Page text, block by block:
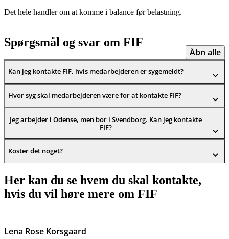
Det hele handler om at komme i balance før belastning.
Spørgsmål og svar om FIF
Åbn alle
Kan jeg kontakte FIF, hvis medarbejderen er sygemeldt?
Hvor syg skal medarbejderen være for at kontakte FIF?
Jeg arbejder i Odense, men bor i Svendborg. Kan jeg kontakte
FIF?
Koster det noget?
Her kan du se hvem du skal kontakte,
hvis du vil høre mere om FIF
Lena Rose Korsgaard